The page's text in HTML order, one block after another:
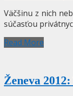
Väčšinu z nich
súčasťou
Read More
Ženeva